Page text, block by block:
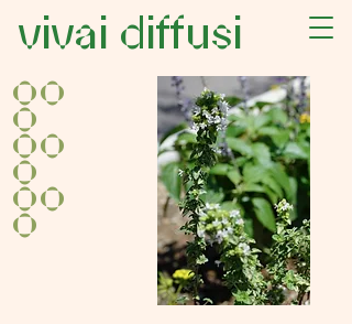
vivai diffusi
oo
o
oo
o
oo
o